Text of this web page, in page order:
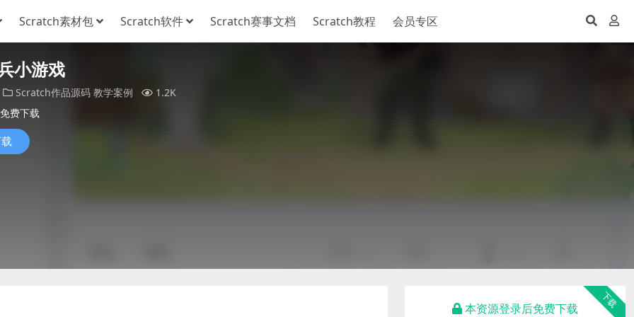
Scratch素材包 Scratch软件 Scratch赛事文档 Scratch教程 会员专区
小游戏
Scratch作品源码 教学案例
1.2K
费下载
下载
本资源登录后免费下载